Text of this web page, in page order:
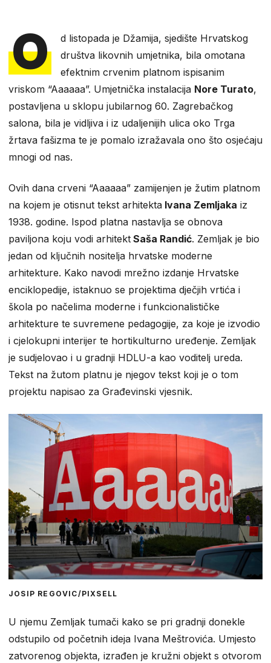
O
d listopada je Džamija, sjedište Hrvatskog
društva likovnih umjetnika, bila omotana
efektnim crvenim platnom ispisanim
vriskom “Aaaaaa”. Umjetnička instalacija Nore Turato,
postavljena u sklopu jubilarnog 60. Zagrebačkog
salona, bila je vidljiva i iz udaljenijih ulica oko Trga
žrtava fašizma te je pomalo izražavala ono što osjećaju
mnogi od nas.
Ovih dana crveni “Aaaaaa” zamijenjen je žutim platnom
na kojem je otisnut tekst arhitekta Ivana Zemljaka iz
1938. godine. Ispod platna nastavlja se obnova
paviljona koju vodi arhitekt Saša Randić. Zemljak je bio
jedan od ključnih nositelja hrvatske moderne
arhitekture. Kako navodi mrežno izdanje Hrvatske
enciklopedije, istaknuo se projektima dječjih vrtića i
škola po načelima moderne i funkcionalističke
arhitekture te suvremene pedagogije, za koje je izvodio
i cjelokupni interijer te hortikulturno uređenje. Zemljak
je sudjelovao i u gradnji HDLU-a kao voditelj ureda.
Tekst na žutom platnu je njegov tekst koji je o tom
projektu napisao za Građevinski vjesnik.
JOSIP REGOVIC/PIXSELL
U njemu Zemljak tumači kako se pri gradnji donekle
odstupilo od početnih ideja Ivana Meštrovića. Umjesto
zatvorenog objekta, izrađen je kružni objekt s otvorom